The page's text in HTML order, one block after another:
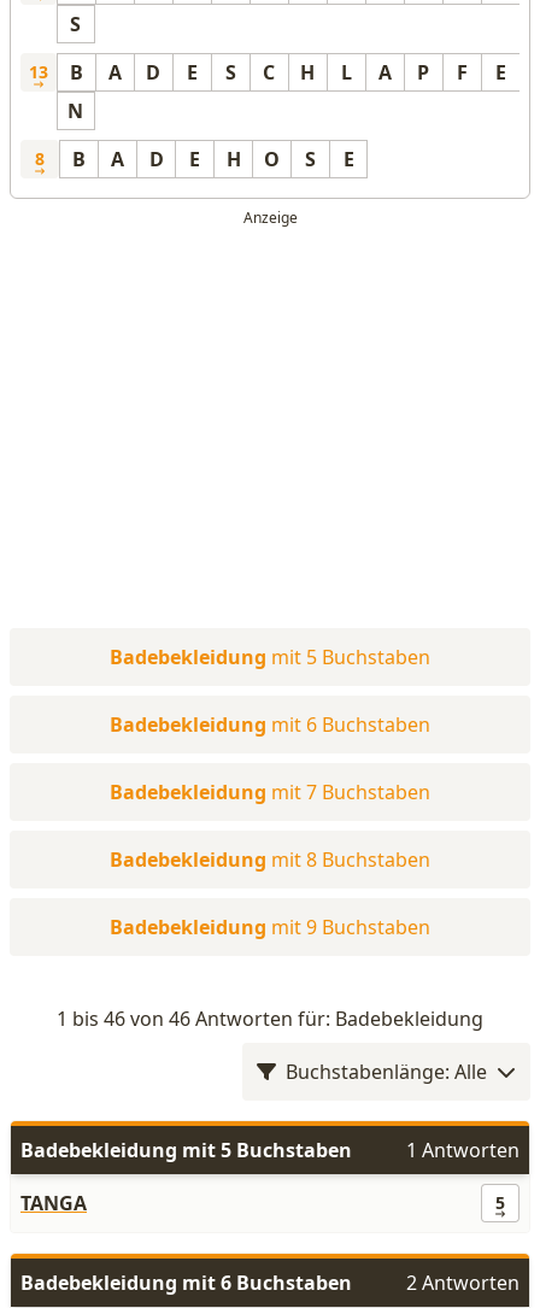
S
13 B A D E S C H L A P F
E
N
8 B A D E H O S E
Badebekleidung mit 5 Buchstaben
Badebekleidung mit 6 Buchstaben
Badebekleidung mit 7 Buchstaben
Badebekleidung mit 8 Buchstaben
Badebekleidung mit 9 Buchstaben
1 bis 46 von 46 Antworten für: Badebekleidung
Buchstabenlänge: Alle
Badebekleidung mit 5 Buchstaben
1 Antworten
TANGA
5
Badebekleidung mit 6 Buchstaben
2 Antworten